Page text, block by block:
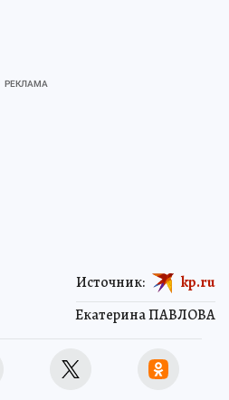
Екатерина ПАВЛОВА
Источник: kp.ru